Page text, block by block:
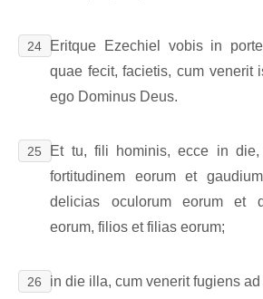
24
Eritque Ezechiel vobis in
quae fecit, facietis, cum venerit
ego Dominus Deus.
25
Et tu, fili hominis, ecce in
fortitudinem eorum et
delicias oculorum eorum et
eorum, filios et filias eorum;
26 in die illa, cum venerit fugiens